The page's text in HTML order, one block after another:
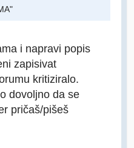
i napravi popis
zapisivat
kritiziralo.
dovoljno da se
pričaš/pišeš